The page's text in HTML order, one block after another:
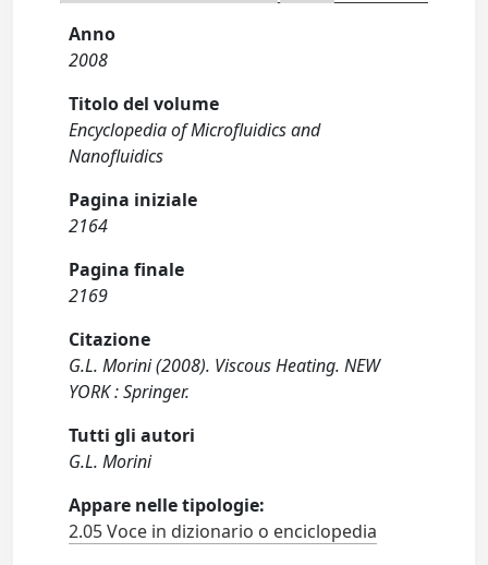
Anno
2008
Titolo del volume
Encyclopedia of Microfluidics and
Nanofluidics
Pagina iniziale
2164
Pagina finale
2169
Citazione
G.L. Morini (2008). Viscous Heating. NEW
YORK : Springer.
Tutti gli autori
G.L. Morini
Appare nelle tipologie:
2.05 Voce in dizionario o enciclopedia